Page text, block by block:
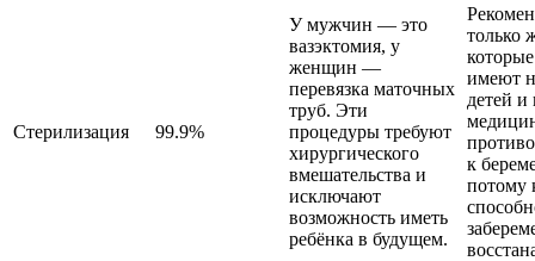
Стерилизация 99.9%
У мужчин — это
вазэктомия, у
женщин —
перевязка маточных
труб. Эти
процедуры требуют
хирургического
вмешательства и
исключают
возможность иметь
ребёнка в будущем.
только
имеют
детей и
к
потому